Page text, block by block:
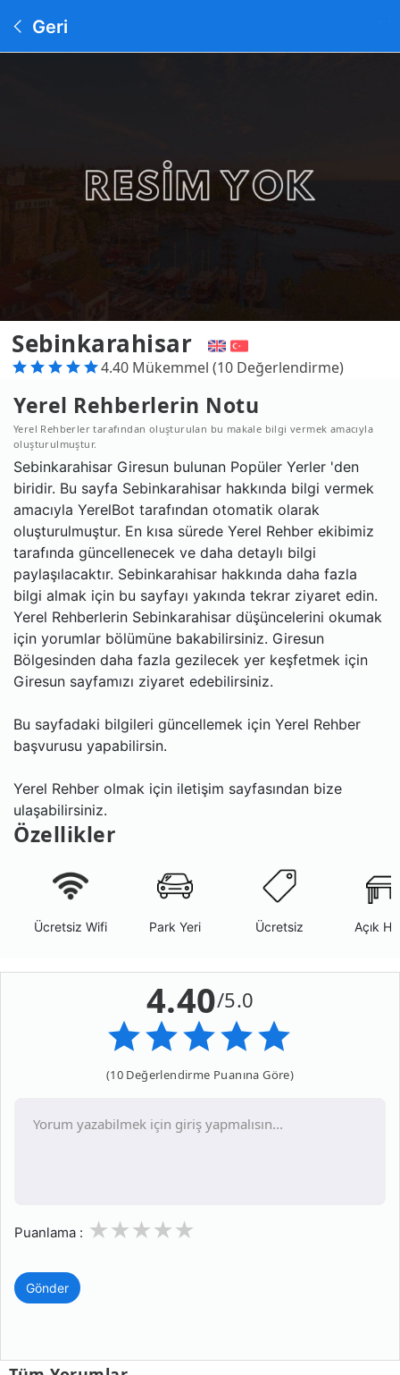
Geri
Sebinkarahisar
4.40 Mükemmel (10 Değerlendirme)
Yerel Rehberlerin Notu
Yerel Rehberler tarafından oluşturulan bu makale bilgi vermek amacıyla
oluşturulmuştur.
Sebinkarahisar Giresun bulunan Popüler Yerler 'den
biridir. Bu sayfa Sebinkarahisar hakkında bilgi vermek
amacıyla YerelBot tarafından otomatik olarak
oluşturulmuştur. En kısa sürede Yerel Rehber ekibimiz
tarafında güncellenecek ve daha detaylı bilgi
paylaşılacaktır. Sebinkarahisar hakkında daha fazla
bilgi almak için bu sayfayı yakında tekrar ziyaret edin.
Yerel Rehberlerin Sebinkarahisar düşüncelerini okumak
için yorumlar bölümüne bakabilirsiniz. Giresun
Bölgesinden daha fazla gezilecek yer keşfetmek için
Giresun sayfamızı ziyaret edebilirsiniz.
Bu sayfadaki bilgileri güncellemek için Yerel Rehber
başvurusu yapabilirsin.
Yerel Rehber olmak için iletişim sayfasından bize
ulaşabilirsiniz.
Özellikler
Ücretsiz Wifi Park Yeri Ücretsiz Açık
4.40/5.0
(10 Değerlendirme Puanına Göre)
Puanlama : 3
2
1
Gönder